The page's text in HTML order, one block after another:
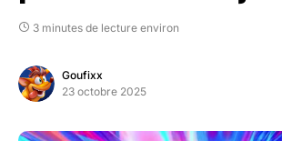
3 minutes de lecture environ
Goufixx
23 octobre 2025